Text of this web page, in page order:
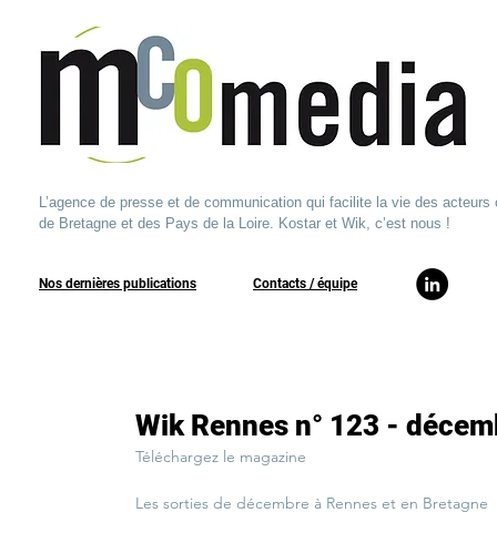
L’agence de presse et de communication qui facilite la vie des acteurs
de Bretagne et des Pays de la Loire. Kostar et Wik, c’est nous !
Nos dernières publications ​Contacts / équipe​
Wik Rennes n° 123 -
Téléchargez le magazine
Les sorties de décembre à Rennes et en Bretagne